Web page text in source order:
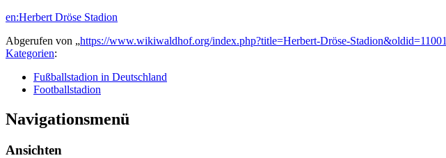
en:Herbert Dröse Stadion
Abgerufen von „https://www.wikiwaldhof.org/index.php?title=Herbert-Dröse-Stadion&oldid=11001
Kategorien:
Fußballstadion in Deutschland
Footballstadion
Navigationsmenü
Ansichten